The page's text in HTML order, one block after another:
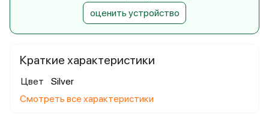
Краткие характеристики
Цвет
Silver
Смотреть все характеристики
оценить устройство